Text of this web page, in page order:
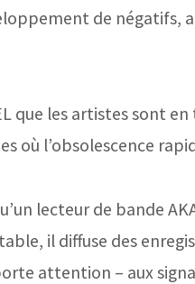
de négatifs,
que les artistes sont
où l’obsolescence
lecteur de bande
il diffuse des
attention – aux